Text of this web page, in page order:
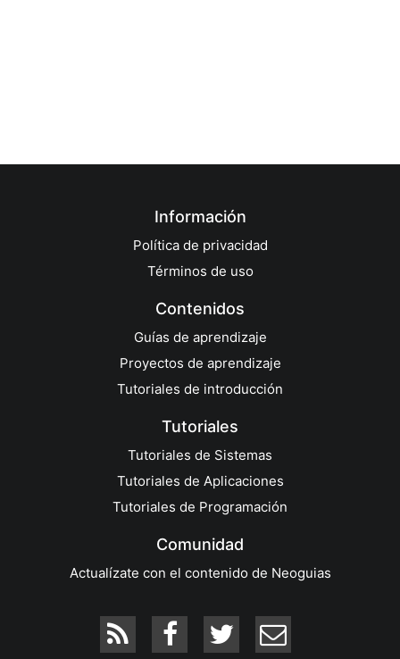
Información
Política de privacidad
Términos de uso
Contenidos
Guías de aprendizaje
Proyectos de aprendizaje
Tutoriales de introducción
Tutoriales
Tutoriales de Sistemas
Tutoriales de Aplicaciones
Tutoriales de Programación
Comunidad
Actualízate con el contenido de Neoguias